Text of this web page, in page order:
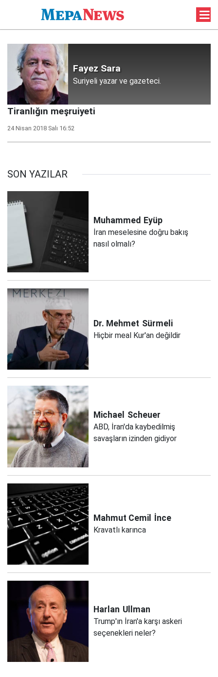
Fayez Sara
Suriyeli yazar ve gazeteci.
Tiranlığın meşruiyeti
24 Nisan 2018 Salı 16:52
SON YAZILAR
Muhammed Eyüp
İran meselesine doğru bakış
nasıl olmalı?
Dr. Mehmet Sürmeli
Hiçbir meal Kur'an değildir
Michael Scheuer
ABD, İran'da kaybedilmiş
savaşların izinden gidiyor
Mahmut Cemil İnce
Kravatlı karınca
Harlan Ullman
Trump'ın İran'a karşı askeri
seçenekleri neler?